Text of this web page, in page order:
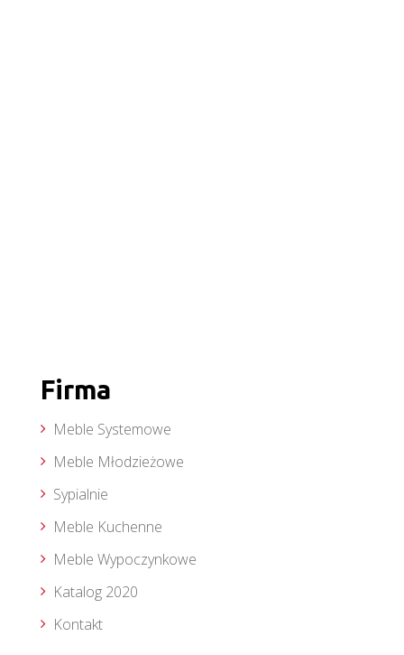
Firma
Meble Systemowe
Meble Młodzieżowe
Sypialnie
Meble Kuchenne
Meble Wypoczynkowe
Katalog 2020
Kontakt